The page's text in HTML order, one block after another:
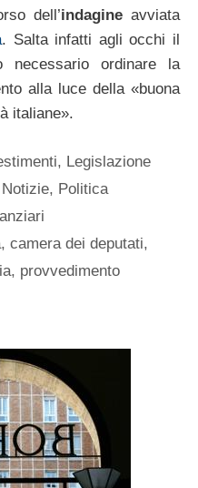
dell’indagineavviata
. Salta infatti agli occhi il
ordinare la
alla luce della «buona
italiane».
, Legislazione
Notizie, Politica
,camera dei deputati,
, provvedimento